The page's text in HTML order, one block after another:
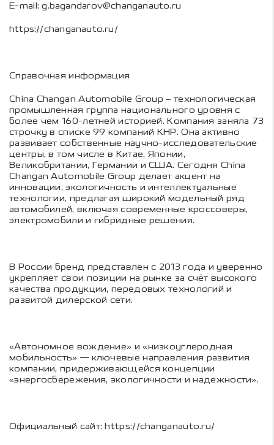
E-mail:g.bagandarov@changanauto.ru
https://changanauto.ru/
Справочная информация
China Changan Automobile Group – технологическая
промышленная группа национального уровня с
более чем 160-летней историей. Компания заняла 73
строчку в списке 99 компаний КНР. Она активно
развивает собственные научно-исследовательские
центры, в том числе в Китае, Японии,
Великобритании, Германии и США. Сегодня China
Changan Automobile Group делает акцент на
инновации, экологичность и интеллектуальные
технологии, предлагая широкий модельный ряд
автомобилей, включая современные кроссоверы,
электромобили и гибридные решения.
В России бренд представлен с 2013 года и уверенно
укрепляет свои позиции на рынке за счёт высокого
качества продукции, передовых технологий и
развитой дилерской сети.
«Автономное вождение» и «низкоуглеродная
мобильность» — ключевые направления развития
компании, придерживающейся концепции
«энергосбережения, экологичности и надежности».
Официальный сайт: https://changanauto.ru/